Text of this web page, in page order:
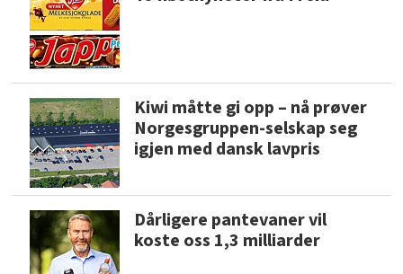
Kiwi måtte gi opp – nå prøver
Norgesgruppen-selskap seg
igjen med dansk lavpris
Dårligere pantevaner vil
koste oss 1,3 milliarder